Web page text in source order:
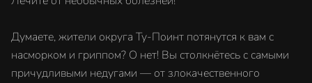
Думаете, жители округа Ту-Поинт потянутся к вам с
насморком и гриппом? О нет! Вы столкнётесь с самыми
причудливыми недугами — от злокачественного